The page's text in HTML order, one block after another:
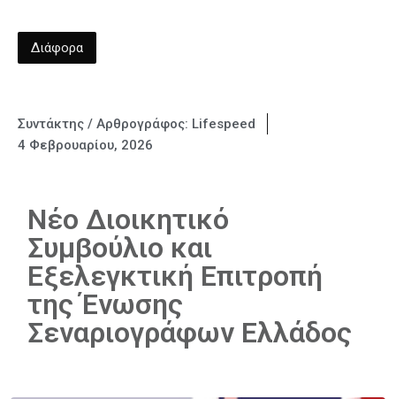
Διάφορα
Συντάκτης / Αρθρογράφος: Lifespeed
4 Φεβρουαρίου, 2026
Νέο Διοικητικό
Συμβούλιο και
Εξελεγκτική Επιτροπή
της Ένωσης
Σεναριογράφων Ελλάδος